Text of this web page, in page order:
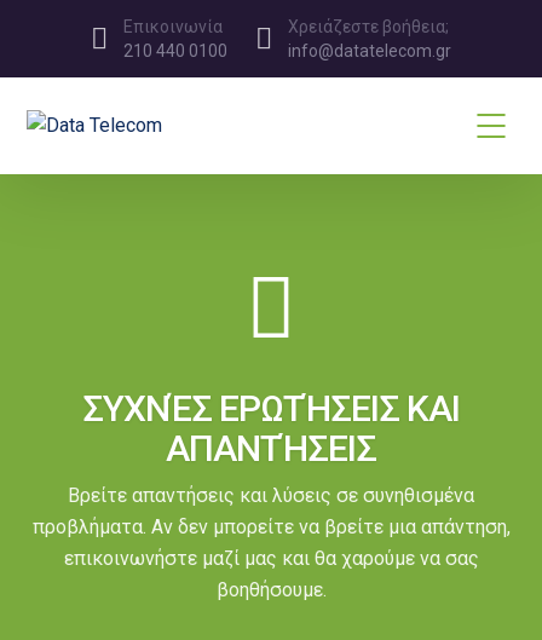
Επικοινωνία
210 440 0100
Χρειάζεστε βοήθεια;
info@datatelecom.gr
ΣΥΧΝΈΣ ΕΡΩΤΉΣΕΙΣ ΚΑΙ
ΑΠΑΝΤΉΣΕΙΣ
Βρείτε απαντήσεις και λύσεις σε συνηθισμένα
προβλήματα. Αν δεν μπορείτε να βρείτε μια απάντηση,
επικοινωνήστε μαζί μας και θα χαρούμε να σας
βοηθήσουμε.